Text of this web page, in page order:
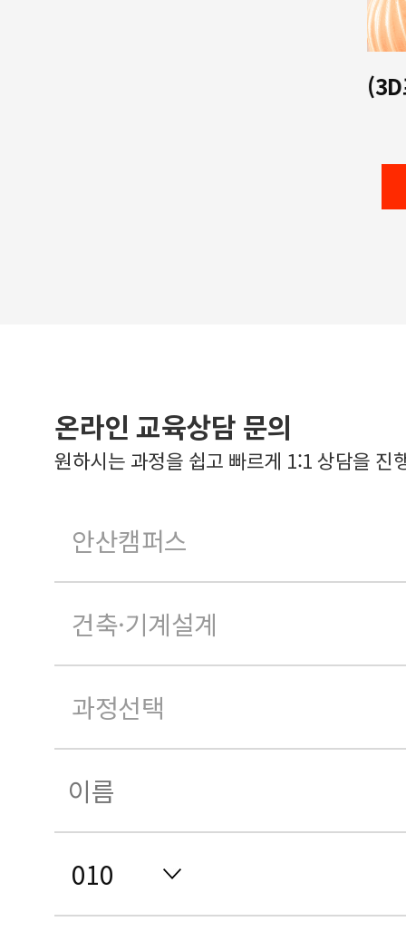
온라인 교육상담 문의
원하시는 과정을 쉽고 빠르게 1:1 상담을 진